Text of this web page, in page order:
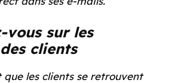
vous sur les
clients
les clients se retrouvent